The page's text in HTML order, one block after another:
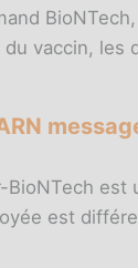
vaccin, les
est
est